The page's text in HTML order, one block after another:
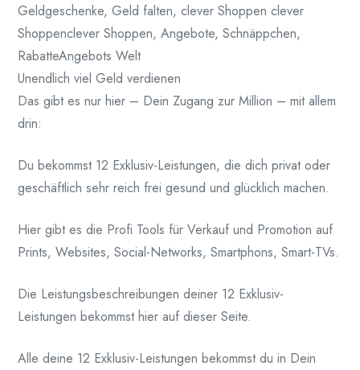
Geldgeschenke, Geld falten, clever Shoppen clever
Shoppenclever Shoppen, Angebote, Schnäppchen,
RabatteAngebots Welt
Unendlich viel Geld verdienen
Das gibt es nur hier – Dein Zugang zur Million – mit allem
drin:
Du bekommst 12 Exklusiv-Leistungen, die dich privat oder
geschäftlich sehr reich frei gesund und glücklich machen.
Hier gibt es die Profi Tools für Verkauf und Promotion auf
Prints, Websites, Social-Networks, Smartphons, Smart-TVs.
Die Leistungsbeschreibungen deiner 12 Exklusiv-
Leistungen bekommst hier auf dieser Seite.
Alle deine 12 Exklusiv-Leistungen bekommst du in Dein